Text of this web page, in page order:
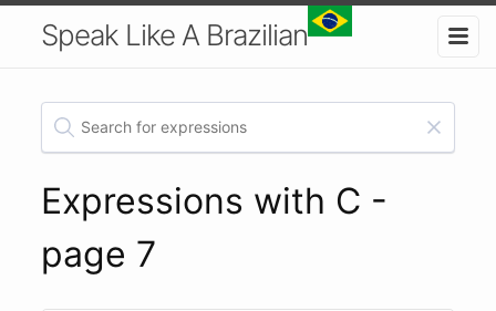
Speak Like A Brazilian
Expressions with C -
page 7